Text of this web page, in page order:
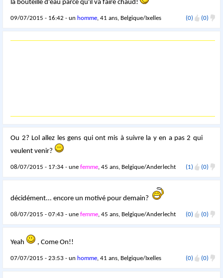
la bouteille d'eau parce qu'il va faire chaud!
09/07/2015 - 16:42 - un homme, 41 ans, Belgique/Ixelles (0) (0)
Ou 2? Lol allez les gens qui ont mis à suivre la y en a pas 2 qui
veulent venir?
08/07/2015 - 17:34 - unefemme, 45 ans, Belgique/Anderlecht (1) (0)
décidément... encore un motivé pour demain?
08/07/2015 - 07:43 - unefemme, 45 ans, Belgique/Anderlecht (0) (0)
Yeah , Come On!!
07/07/2015 - 23:53 - un homme, 41 ans, Belgique/Ixelles (0) (0)